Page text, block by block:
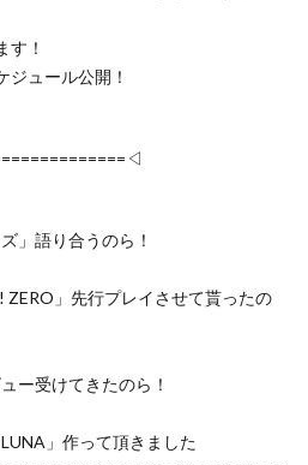
す！
ジュール公開！
」語り合うのら！
」先行プレイさせて貰ったの
ー受けてきたのら！
」作って頂きました